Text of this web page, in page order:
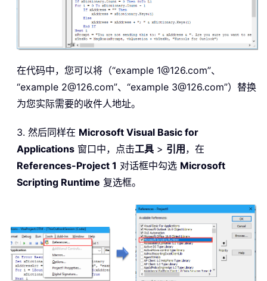
在代码中，您可以将（“example 1@126.com”、
“example 2@126.com”、“example 3@126.com”）替换
为您实际需要的收件人地址。
3. 然后同样在 Microsoft Visual Basic for
Applications 窗口中，点击工具 > 引用 ，在
References-Project 1 对话框中勾选 Microsoft
Scripting Runtime 复选框。